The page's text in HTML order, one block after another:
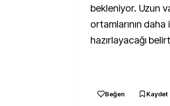
bekleniyor. Uzun
ortamlarının daha
hazırlayacağı
Beğen Kaydet